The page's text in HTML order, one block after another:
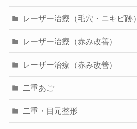
レーザー治療（毛穴・ニキビ跡）
レーザー治療（赤み改善）
レーザー治療（赤み改善）
二重あご
二重・目元整形